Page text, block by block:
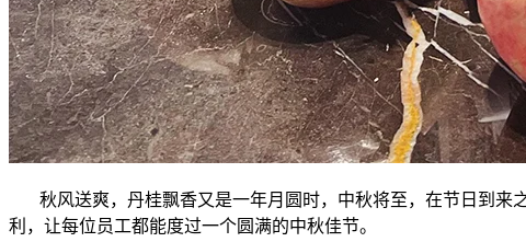
秋风送爽，丹桂飘香又是一年月圆时，中秋将至，在节日到来
利，让每位员工都能度过一个圆满的中秋佳节。